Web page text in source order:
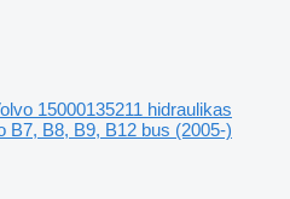
15000135211 hidraulikas
B7, B8, B9, B12 bus (2005-)